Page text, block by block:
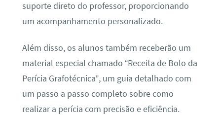
suporte direto do professor, proporcionando
um acompanhamento personalizado.
Além disso, os alunos também receberão um
material especial chamado “Receita de Bolo da
Perícia Grafotécnica”, um guia detalhado com
um passo a passo completo sobre como
realizar a perícia com precisão e eficiência.